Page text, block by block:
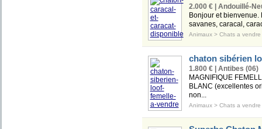
2.000 € | Andouillé-
Bonjour et bienvenue.
savanes, caracal,
Animaux> Chats a vendre
chaton sibérien
1.800 € | Antibes (06)
MAGNIFIQUE
BLANC (excellentes
non...
Animaux> Chats a vendre